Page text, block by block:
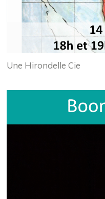
Une Hirondelle Cie